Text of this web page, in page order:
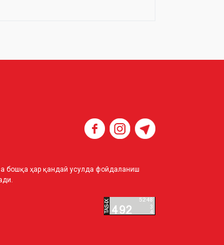
бошқа ҳар қандай усулда фойдаланиш